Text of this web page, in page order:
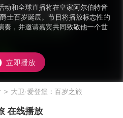
动和全球直播将在皇家阿尔伯特音
士百岁诞辰。节目将播放标志性的
奏，并邀请嘉宾共同致敬他一个世
立即播放
> 大卫·爱登堡：百岁之旅
在线播放